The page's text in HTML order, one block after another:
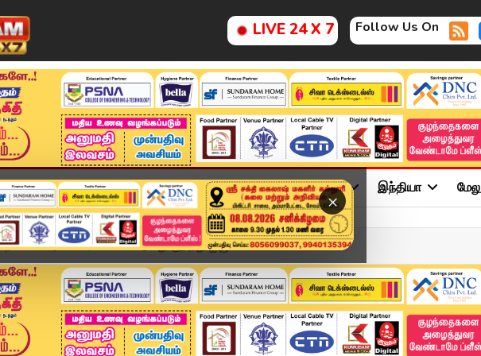
LIVE 24 X 7 Follow Us On
×
அண்மை தமிழ்நாடு சினிமா அரசியல் விளையாட்டு இந்தியா
த.வெ.க அமைச்சரவையில் கூடுவது குறித்து ஐ.யூ.எம்....